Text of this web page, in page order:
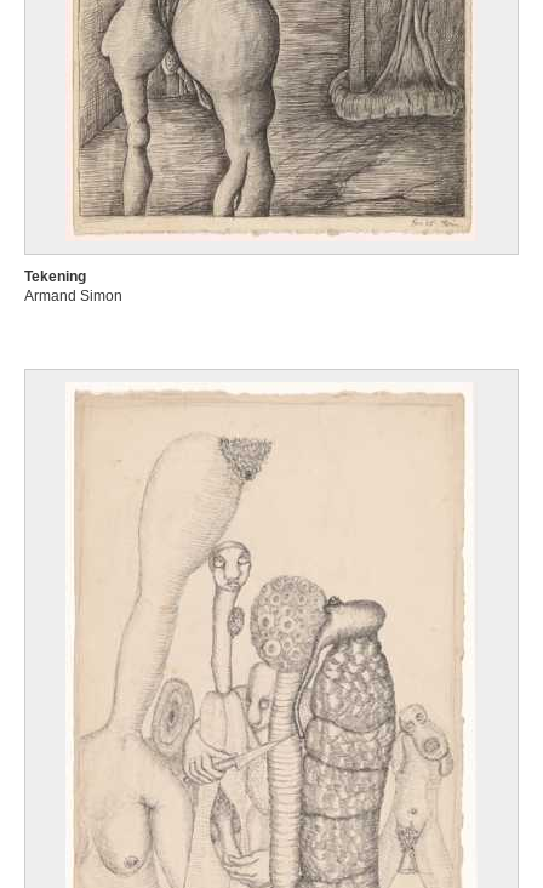
Tekening
Armand Simon